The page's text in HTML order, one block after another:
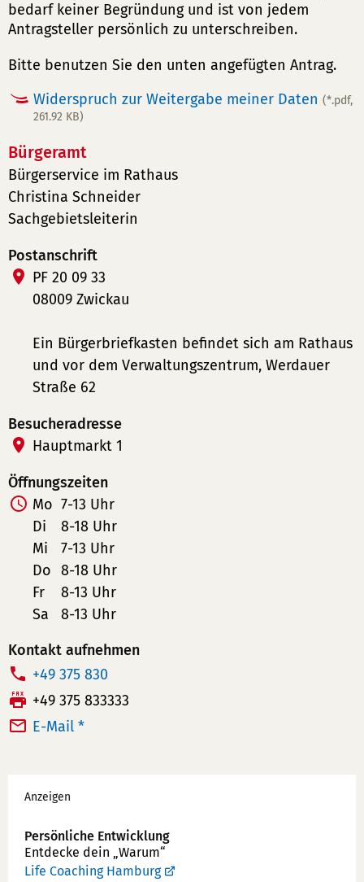
bedarf keiner Begründung und ist von jedem
Antragsteller persönlich zu unterschreiben.
Bitte benutzen Sie den unten angefügten Antrag.
Widerspruch zur Weitergabe meiner Daten (*.pdf,
261.92 KB)
Bürgeramt
Bürgerservice im Rathaus
Christina Schneider
Sachgebietsleiterin
Postanschrift
PF 20 09 33
08009 Zwickau
Ein Bürgerbriefkasten befindet sich am Rathaus
und vor dem Verwaltungszentrum, Werdauer
Straße 62
Besucheradresse
Hauptmarkt 1
Öffnungszeiten
Mo 7-13 Uhr
Di
8-18 Uhr
Mi
7-13 Uhr
Do 8-18 Uhr
Fr
8-13 Uhr
Sa
8-13 Uhr
Kontakt aufnehmen
T
e
l
n
u
m
+49 375 830
F
a
+49 375 833333
E-Mail *
Werbung
Anzeigen
Persönliche Entwicklung
Entdecke dein „Warum“
Life Coaching Hamburg